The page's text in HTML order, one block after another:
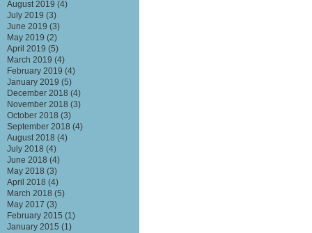
August 2019 (4)
July 2019 (3)
June 2019 (3)
May 2019 (2)
April 2019 (5)
March 2019 (4)
February 2019 (4)
January 2019 (5)
December 2018 (4)
November 2018 (3)
October 2018 (3)
September 2018 (4)
August 2018 (4)
July 2018 (4)
June 2018 (4)
May 2018 (3)
April 2018 (4)
March 2018 (5)
May 2017 (3)
February 2015 (1)
January 2015 (1)